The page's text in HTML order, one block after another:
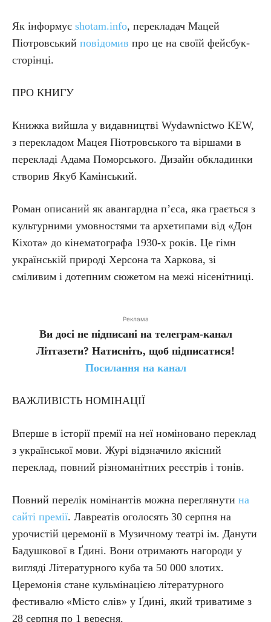
Як інформує shotam.info, перекладач Мацей
Піотровський повідомив про це на своїй фейсбук-
сторінці.
ПРО КНИГУ
Книжка вийшла у видавництві Wydawnictwo KEW,
з перекладом Мацея Піотровського та віршами в
перекладі Адама Поморського. Дизайн обкладинки
створив Якуб Камінський.
Роман описаний як авангардна п’єса, яка грається з
культурними умовностями та архетипами від «Дон
Кіхота» до кінематографа 1930-х років. Це гімн
українській природі Херсона та Харкова, зі
сміливим і дотепним сюжетом на межі нісенітниці.
Реклама
Ви досі не підписані на телеграм-канал
Літгазети? Натисніть, щоб підписатися!
Посилання на канал
ВАЖЛИВІСТЬ НОМІНАЦІЇ
Вперше в історії премії на неї номіновано переклад
з української мови. Журі відзначило якісний
переклад, повний різноманітних реєстрів і тонів.
Повний перелік номінантів можна переглянути на
сайті премії. Лавреатів оголосять 30 серпня на
урочистій церемонії в Музичному театрі ім. Данути
Бадушкової в Ґдині. Вони отримають нагороди у
вигляді Літературного куба та 50 000 злотих.
Церемонія стане кульмінацією літературного
фестивалю «Місто слів» у Ґдині, який триватиме з
28 серпня по 1 вересня.